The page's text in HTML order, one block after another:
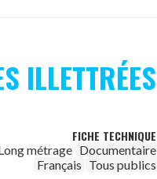
ILLETTRÉES
FICHE TECHNIQUE
métrage Documentaire
Français Tous publics